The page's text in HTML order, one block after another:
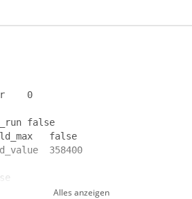
accessibility.typeaheadfind.flashBar	0
browser.cache.disk.smart_size.first_run	false
browser.cache.disk.smart_size.use_old_max	false
browser.cache.disk.smart_size_cached_value	358400
Alles anzeigen